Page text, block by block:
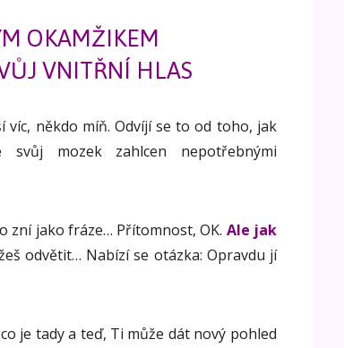
OKAMŽIKEM
VNITŘNÍ HLAS
víc, někdo míň. Odvíjí se to od toho, jak
mozek zahlcen nepotřebnými
zní jako fráze… Přítomnost, OK. Ale jak
odvětit… Nabízí se otázka: Opravdu jí
je tady a teď, Ti může dát nový pohled